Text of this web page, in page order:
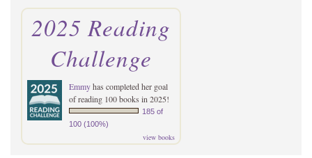
2025 Reading
Challenge
Emmyhas completed her goal
of reading 100 books in 2025!
185 of
100 (100%)
view books